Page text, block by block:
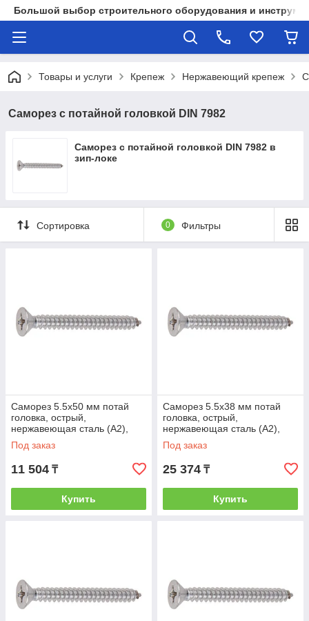
Большой выбор строительного оборудования и
Товары и услуги Крепеж Нержавеющий крепеж
Саморез с потайной головкой DIN 7982
Саморез с потайной головкой DIN 7982 в
зип-локе
Сортировка 0 Фильтры
Саморез 5.5х50 мм потай
головка, острый,
нержавеющая сталь (А2),
DIN 7982 (200 шт в карт. уп.)
(STARFIX)
Под заказ
11 504 ₸
Купить
Саморез 5.5х38 мм потай
головка, острый,
нержавеющая сталь (А2),
DIN 7982 (500 шт в карт. уп.)
(STARFIX)
Под заказ
25 374 ₸
Купить